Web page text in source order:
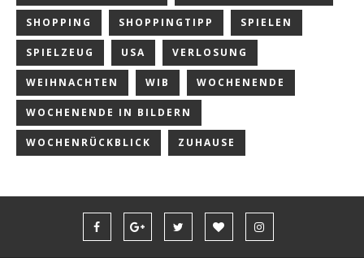
SHOPPING SHOPPINGTIPP SPIELEN
SPIELZEUG USA VERLOSUNG
WEIHNACHTEN WIB WOCHENENDE
WOCHENENDE IN BILDERN
WOCHENRÜCKBLICK ZUHAUSE